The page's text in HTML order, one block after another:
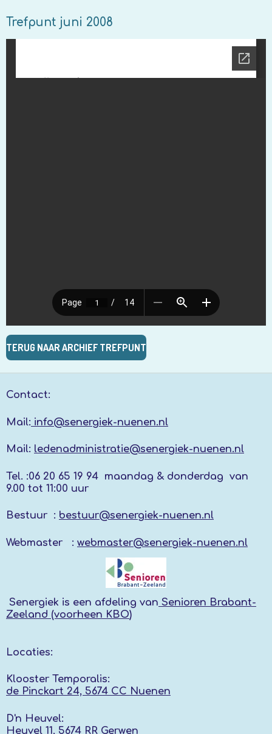
Trefpunt juni 2008
TERUG NAAR ARCHIEF TREFPUNT
Contact:
Mail: info@senergiek-nuenen.nl
Mail: ledenadministratie@senergiek-nuenen.nl
Tel. :06 20 65 19 94 maandag & donderdag van
9.00 tot 11:00 uur
Bestuur : bestuur@senergiek-nuenen.nl
Webmaster : webmaster@senergiek-nuenen.nl
Senergiek is een afdeling van Senioren Brabant-
Zeeland (voorheen KBO)
Locaties:
Klooster Temporalis:
de Pinckart 24, 5674 CC Nuenen
D'n Heuvel:
Heuvel 11, 5674 RR Gerwen